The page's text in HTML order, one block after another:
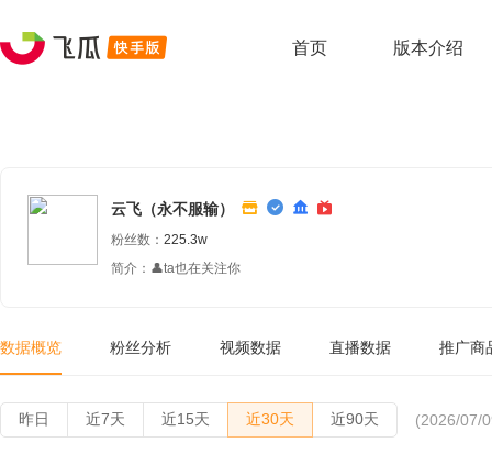
首页 版本介绍
云飞（永不服输）
粉丝数： 225.3w
简介：👤ta也在关注你
数据概览 粉丝分析 视频数据 直播数据 推广商
昨日 近7天 近15天 近30天 近90天 (2026/07/